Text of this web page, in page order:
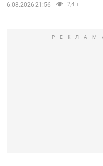
6.08.2026 21:56 2,4 т.